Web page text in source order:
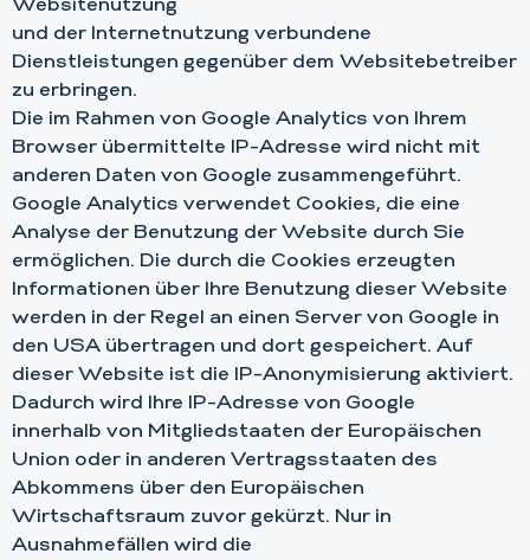
Websitenutzung
und der Internetnutzung verbundene
Dienstleistungen gegenüber dem Websitebetreiber
zu erbringen.
Die im Rahmen von Google Analytics von Ihrem
Browser übermittelte IP-Adresse wird nicht mit
anderen Daten von Google zusammengeführt.
Google Analytics verwendet Cookies, die eine
Analyse der Benutzung der Website durch Sie
ermöglichen. Die durch die Cookies erzeugten
Informationen über Ihre Benutzung dieser Website
werden in der Regel an einen Server von Google in
den USA übertragen und dort gespeichert. Auf
dieser Website ist die IP-Anonymisierung aktiviert.
Dadurch wird Ihre IP-Adresse von Google
innerhalb von Mitgliedstaaten der Europäischen
Union oder in anderen Vertragsstaaten des
Abkommens über den Europäischen
Wirtschaftsraum zuvor gekürzt. Nur in
Ausnahmefällen wird die